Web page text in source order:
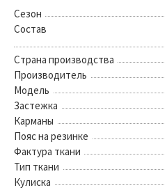
Сезон
Состав
Страна производства
Производитель
Модель
Застежка
Карманы
Пояс на резинке
Фактура ткани
Тип ткани
Кулиска